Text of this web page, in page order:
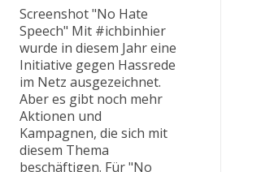
Screenshot "No Hate
Speech" Mit #ichbinhier
wurde in diesem Jahr eine
Initiative gegen Hassrede
im Netz ausgezeichnet.
Aber es gibt noch mehr
Aktionen und
Kampagnen, die sich mit
diesem Thema
beschäftigen. Für "No